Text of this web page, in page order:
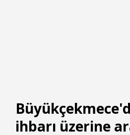
ihbarı üzerine